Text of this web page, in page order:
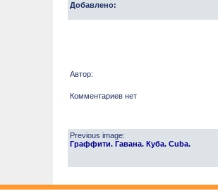
Добавлено:
Автор:
Комментариев нет
Previous image:
Граффити. Гавана. Куба. Cuba.